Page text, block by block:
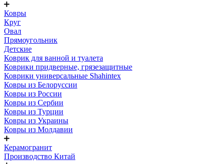
Ковры
Круг
Овал
Прямоугольник
Детские
Коврик для ванной и туалета
Коврики придверные, грязезащитные
Коврики универсальные Shahintex
Ковры из Белоруссии
Ковры из России
Ковры из Сербии
Ковры из Турции
Ковры из Украины
Ковры из Молдавии
Керамогранит
Производство Китай